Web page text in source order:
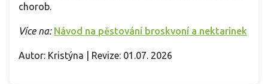
chorob.
Více na: Návod na pěstování broskvoní a nektarinek
Autor: Kristýna | Revize: 01.07. 2026